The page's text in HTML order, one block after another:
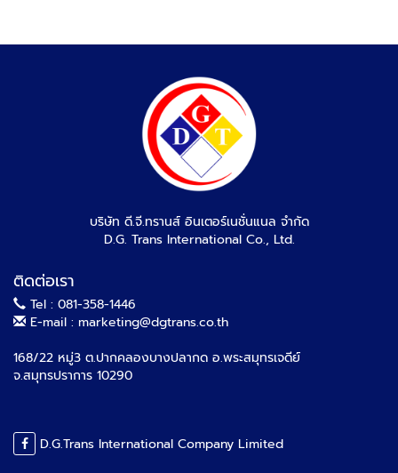
บริษัท ดี.จี.ทรานส์ อินเตอร์เนชั่นแนล จำกัด
D.G. Trans International Co., Ltd.
ติดต่อเรา
Tel : 081-358-1446
E-mail : marketing@dgtrans.co.th
168/22 หมู่3 ต.ปากคลองบางปลากด อ.พระสมุทรเจดีย์
จ.สมุทรปราการ 10290
D.G.Trans International Company Limited